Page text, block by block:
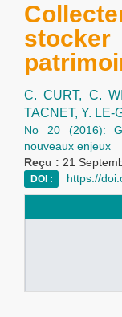
stocker
C. CURT, C.
TACNET, Y. LE-
No 20 (2016):
nouveaux enjeux
Reçu : 21
DOI : https://